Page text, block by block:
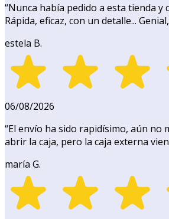
“Nunca había pedido a esta tienda y
Rápida, eficaz, con un detalle...
estela B.
06/08/2026
“El envío ha sido rapidísimo, aún no
abrir la caja, pero la caja externa
maría G.